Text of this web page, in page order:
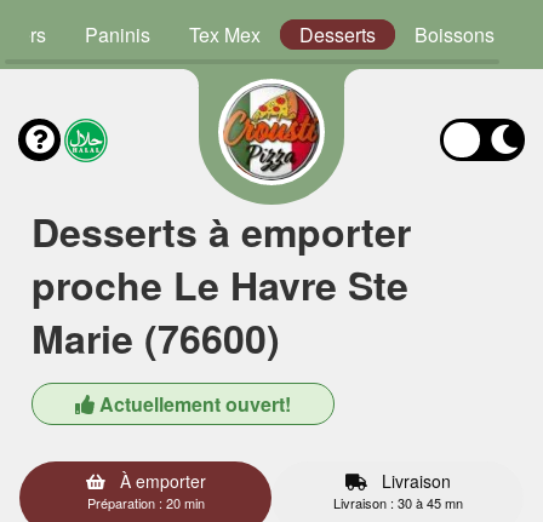
Paninis Tex Mex Desserts Boissons
Desserts à emporter
proche Le Havre Ste
Marie (76600)
Actuellement ouvert!
À emporter
Préparation : 20 min
Livraison
Livraison : 30 à 45 mn